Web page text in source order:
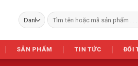
Tìm
kiếm:
SẢN PHẨM TIN TỨC ĐỐI